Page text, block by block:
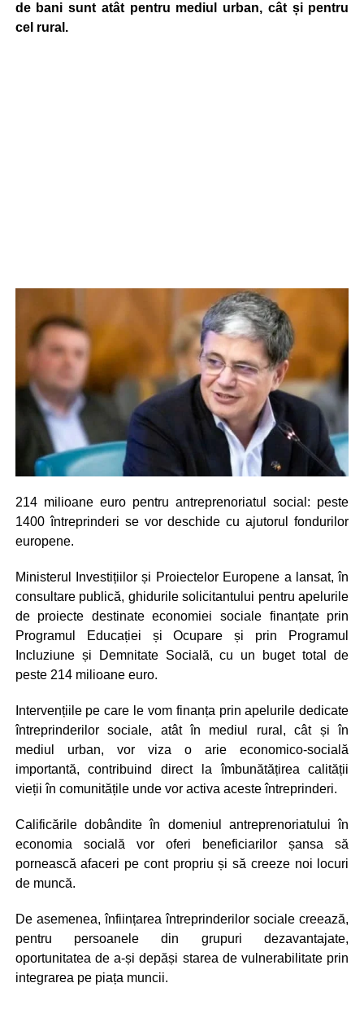
de bani sunt atât pentru mediul urban, cât și pentru
cel rural.
214 milioane euro pentru antreprenoriatul social: peste
1400 întreprinderi se vor deschide cu ajutorul fondurilor
europene.
Ministerul Investițiilor și Proiectelor Europene a lansat, în
consultare publică, ghidurile solicitantului pentru apelurile
de proiecte destinate economiei sociale finanțate prin
Programul Educației și Ocupare și prin Programul
Incluziune și Demnitate Socială, cu un buget total de
peste 214 milioane euro.
Intervențiile pe care le vom finanța prin apelurile dedicate
întreprinderilor sociale, atât în mediul rural, cât și în
mediul urban, vor viza o arie economico-socială
importantă, contribuind direct la îmbunătățirea calității
vieții în comunitățile unde vor activa aceste întreprinderi.
Calificările dobândite în domeniul antreprenoriatului în
economia socială vor oferi beneficiarilor șansa să
pornească afaceri pe cont propriu și să creeze noi locuri
de muncă.
De asemenea, înființarea întreprinderilor sociale creează,
pentru persoanele din grupuri dezavantajate,
oportunitatea de a-și depăși starea de vulnerabilitate prin
integrarea pe piața muncii.